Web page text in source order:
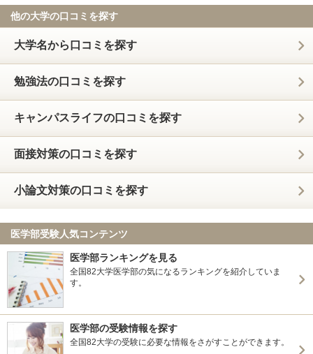
他の大学の口コミを探す
大学名から口コミを探す
勉強法の口コミを探す
キャンパスライフの口コミを探す
面接対策の口コミを探す
小論文対策の口コミを探す
医学部受験人気コンテンツ
医学部ランキングを見る
全国82大学医学部の気になるランキングを紹介していま
す。
医学部の受験情報を探す
全国82大学の受験に必要な情報をさがすことができます。